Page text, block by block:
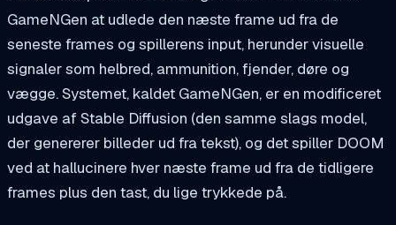
GameNGen at udlede den næste frame ud fra de
seneste frames og spillerens input, herunder visuelle
signaler som helbred, ammunition, fjender, døre og
vægge. Systemet, kaldet GameNGen, er en modificeret
udgave af Stable Diffusion (den samme slags model,
der genererer billeder ud fra tekst), og det spiller DOOM
ved at hallucinere hver næste frame ud fra de tidligere
frames plus den tast, du lige trykkede på.